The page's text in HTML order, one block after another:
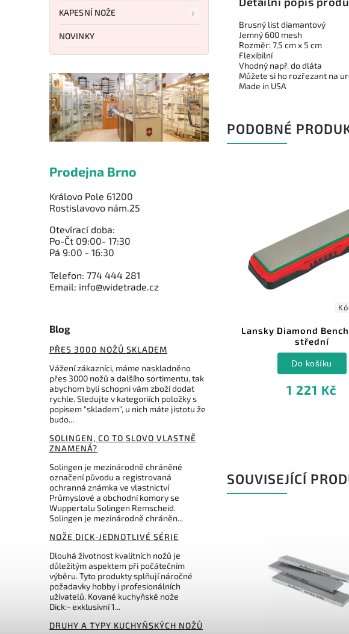
KAPESNÍ NOŽE
NOVINKY
Prodejna Brno
Královo Pole 61200
Rostislavovo nám.25
Otevírací doba:
Po-Čt 09:00- 17:30
Pá 9:00 - 16:30
Telefon: 774 444 281
Email: info@widetrade.cz
Blog
PŘES 3000 NOŽŮ SKLADEM
Vážení zákazníci, máme naskladněno
přes 3000 nožů a dalšího sortimentu, tak
abychom byli schopni vám zboží dodat
rychle. Sledujte v kategoriích položky s
popisem "skladem", u nich máte jistotu že
budo...
SOLINGEN, CO TO SLOVO VLASTNĚ
ZNAMENÁ?
Solingen je mezinárodně chráněné
označení původu a registrovaná
ochranná známka ve vlastnictví
Průmyslové a obchodní komory se
Wuppertalu Solingen Remscheid.
Solingen je mezinárodně chráněn...
NOŽE DICK-JEDNOTLIVÉ SÉRIE
Dlouhá životnost kvalitních nožů je
důležitým aspektem při počátečním
výběru. Tyto produkty splňují náročné
požadavky hobby i profesionálních
uživatelů. Kované kuchyňské nože
Dick:- exklusivní 1...
DRUHY A TYPY KUCHYŇSKÝCH NOŽŮ
Brusný list diamantový
Jemný 600 mesh
Rozměr: 7,5 cm x 5 cm
Flexibilní
Vhodný např. do dláta
Můžete si ho rozřezant na
Made in USA
PODOBNÉ
1 736 Kč
Do košíku
Lansky Diamond
střední
1 221 Kč
Do košíku
SOUVISEJÍCÍ